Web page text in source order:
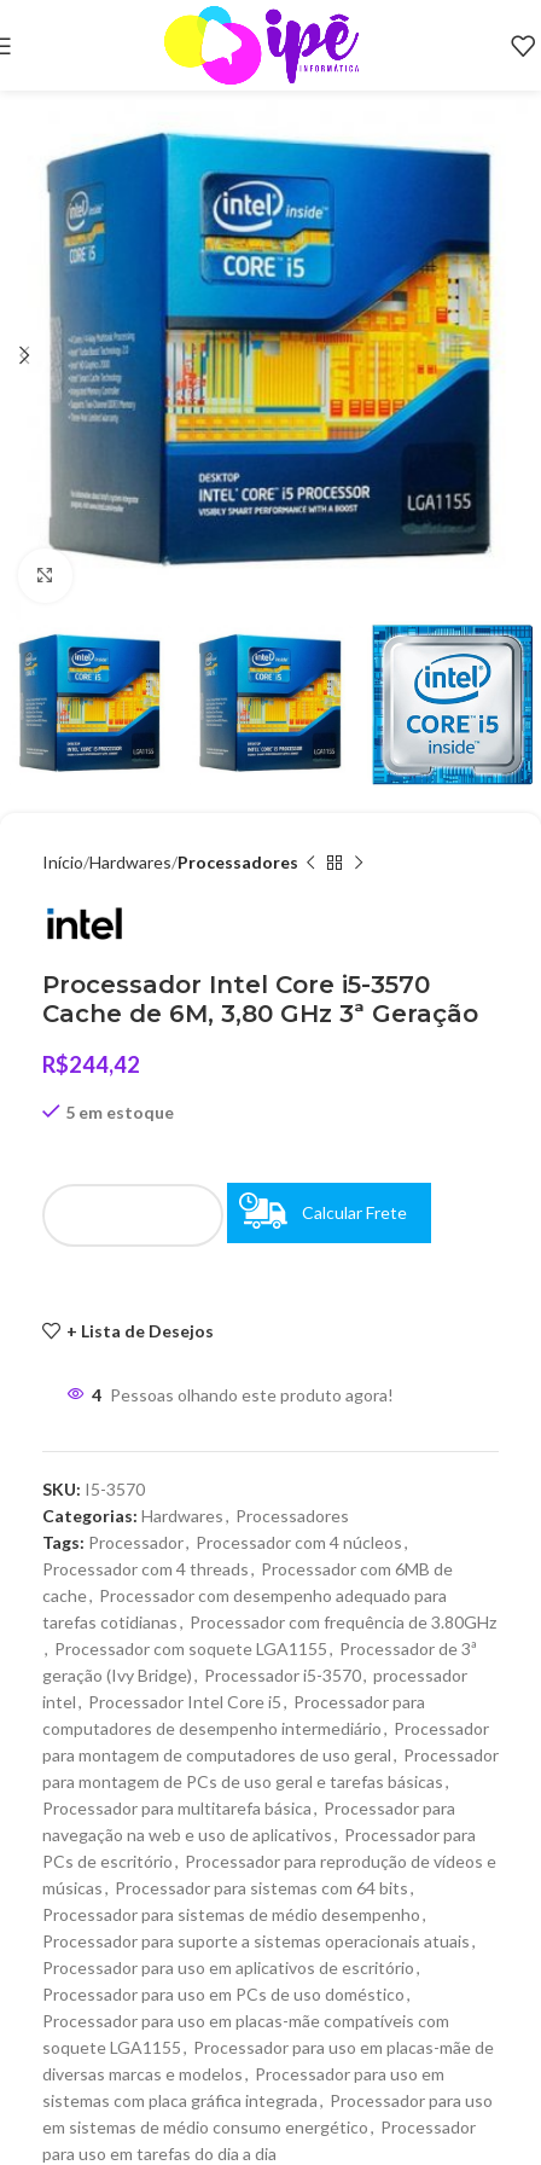
Início Hardwares Processadores
Processador Intel Core i5-3570
Cache de 6M, 3,80 GHz 3ª Geração
R$244,42
5 em estoque
Calcular Frete
+ Lista de Desejos
4 Pessoas olhando este produto agora!
SKU: I5-3570
Categorias: Hardwares, Processadores
Tags: Processador, Processador com 4 núcleos,
Processador com 4 threads, Processador com 6MB de
cache, Processador com desempenho adequado para
tarefas cotidianas, Processador com frequência de 3.80GHz
, Processador com soquete LGA1155, Processador de 3ª
geração (Ivy Bridge), Processador i5-3570, processador
intel, Processador Intel Core i5, Processador para
computadores de desempenho intermediário, Processador
para montagem de computadores de uso geral, Processador
para montagem de PCs de uso geral e tarefas básicas,
Processador para multitarefa básica, Processador para
navegação na web e uso de aplicativos, Processador para
PCs de escritório, Processador para reprodução de vídeos e
músicas, Processador para sistemas com 64 bits,
Processador para sistemas de médio desempenho,
Processador para suporte a sistemas operacionais atuais,
Processador para uso em aplicativos de escritório,
Processador para uso em PCs de uso doméstico,
Processador para uso em placas-mãe compatíveis com
soquete LGA1155, Processador para uso em placas-mãe de
diversas marcas e modelos, Processador para uso em
sistemas com placa gráfica integrada, Processador para uso
em sistemas de médio consumo energético, Processador
para uso em tarefas do dia a dia